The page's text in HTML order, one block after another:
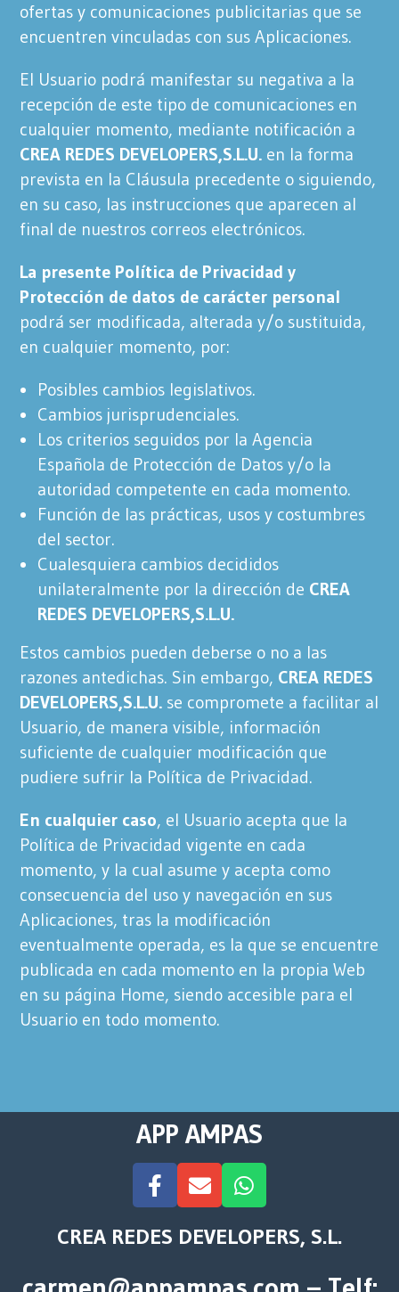
ofertas y comunicaciones publicitarias que se
encuentren vinculadas con sus Aplicaciones.
El Usuario podrá manifestar su negativa a la
recepción de este tipo de comunicaciones en
cualquier momento, mediante notificación a
CREA REDES DEVELOPERS,S.L.U. en la forma
prevista en la Cláusula precedente o siguiendo,
en su caso, las instrucciones que aparecen al
final de nuestros correos electrónicos.
La presente Política de Privacidad y
Protección de datos de carácter personal
podrá ser modificada, alterada y/o sustituida,
en cualquier momento, por:
Posibles cambios legislativos.
Cambios jurisprudenciales.
Los criterios seguidos por la Agencia
Española de Protección de Datos y/o la
autoridad competente en cada momento.
Función de las prácticas, usos y costumbres
del sector.
Cualesquiera cambios decididos
unilateralmente por la dirección de CREA
REDES DEVELOPERS,S.L.U.
Estos cambios pueden deberse o no a las
razones antedichas. Sin embargo, CREA REDES
DEVELOPERS,S.L.U. se compromete a facilitar al
Usuario, de manera visible, información
suficiente de cualquier modificación que
pudiere sufrir la Política de Privacidad.
En cualquier caso, el Usuario acepta que la
Política de Privacidad vigente en cada
momento, y la cual asume y acepta como
consecuencia del uso y navegación en sus
Aplicaciones, tras la modificación
eventualmente operada, es la que se encuentre
publicada en cada momento en la propia Web
en su página Home, siendo accesible para el
Usuario en todo momento.
APP AMPAS
CREA REDES DEVELOPERS, S.L.